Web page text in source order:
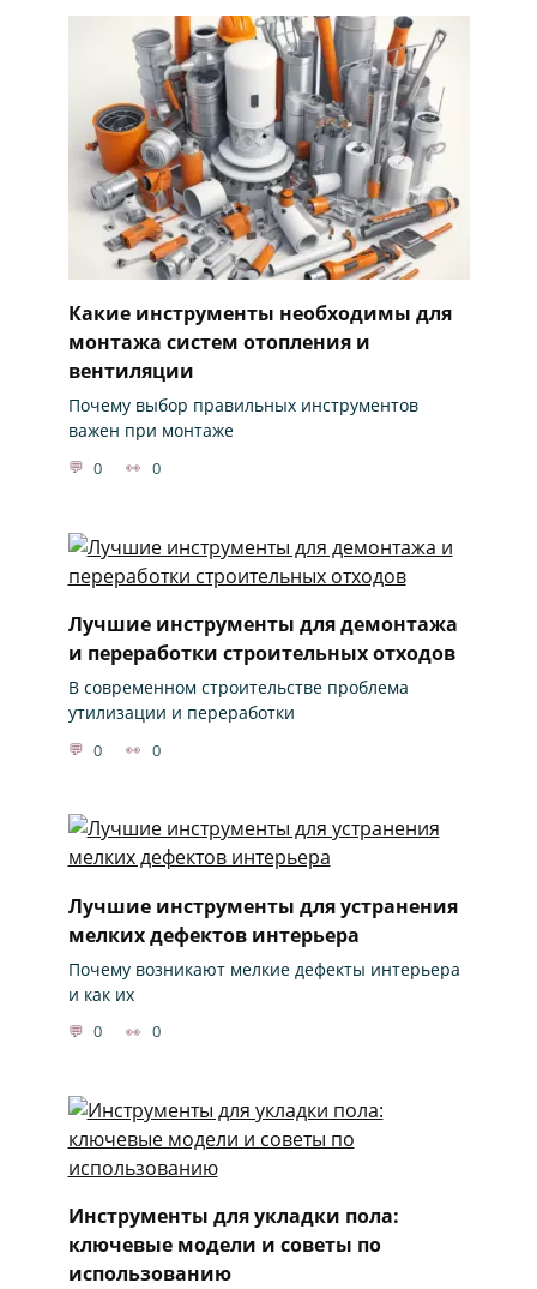
Какие инструменты необходимы для
монтажа систем отопления и
вентиляции
Почему выбор правильных инструментов
важен при монтаже
0 0
Лучшие инструменты для демонтажа
и переработки строительных отходов
В современном строительстве проблема
утилизации и переработки
0 0
Лучшие инструменты для устранения
мелких дефектов интерьера
Почему возникают мелкие дефекты интерьера
и как их
0 0
Инструменты для укладки пола:
ключевые модели и советы по
использованию